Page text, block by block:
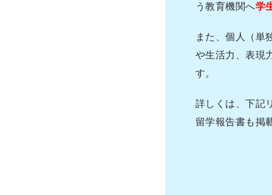
う教育機関へ学
また、個人（単
や生活力、表現
す。
詳しくは、下記
留学報告書も掲